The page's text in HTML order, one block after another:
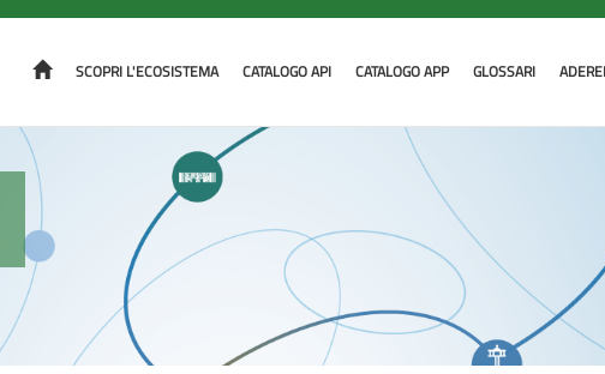
SCOPRI L'ECOSISTEMA CATALOGO API CATALOGO APP GLOSSARI